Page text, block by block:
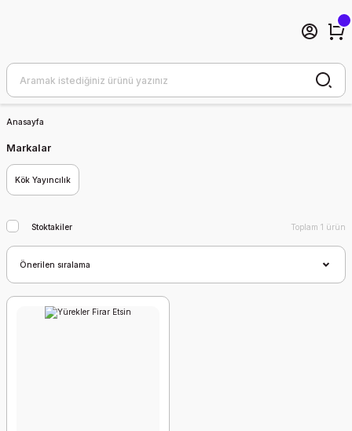
Anasayfa
Markalar
Kök Yayıncılık
Stoktakiler Toplam 1 ürün